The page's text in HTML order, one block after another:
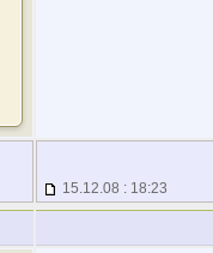
15.12.08 : 18:23